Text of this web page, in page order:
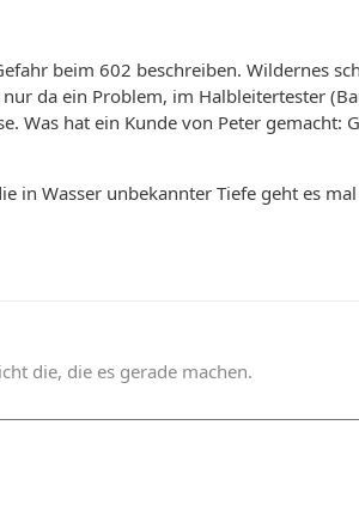
beim 602 beschreiben. Wildernes
da ein Problem, im Halbleitertester
Was hat ein Kunde von Peter
in Wasser unbekannter Tiefe geht es
die, die es gerade machen.